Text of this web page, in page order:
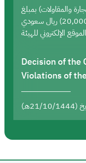
والمقاولات) بمبلغ
Decision of the
Violations of